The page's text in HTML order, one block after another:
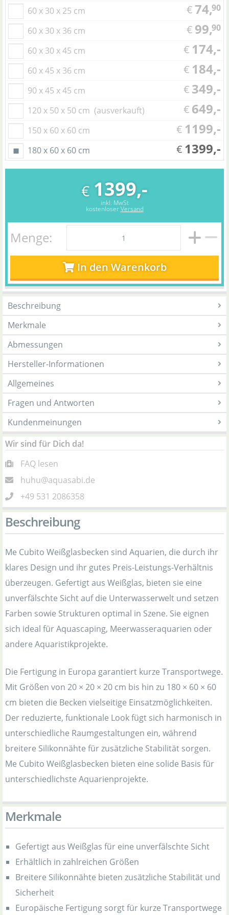
60 x 30 x 25 cm €74,90
60 x 30 x 36 cm € 99,90
60 x 30 x 45 cm € 174,-
60 x 45 x 36 cm € 184,-
90 x 45 x 45 cm € 349,-
120 x 50 x 50 cm (ausverkauft) € 649,-
150 x 60 x 60 cm € 1199,-
180 x 60 x 60 cm € 1399,-
€ 1399,-
inkl. MwSt
kostenloserVersand
Menge:
In den Warenkorb
Beschreibung
Merkmale
Abmessungen
Hersteller-Informationen
Allgemeines
Fragen und Antworten
Kundenmeinungen
Wir sind für Dich da!
FAQ lesen
huhu@aquasabi.de
+49 531 2086358
Beschreibung
Me Cubito Weißglasbecken sind Aquarien, die durch ihr
klares Design und ihr gutes Preis-Leistungs-Verhältnis
überzeugen. Gefertigt aus Weißglas, bieten sie eine
unverfälschte Sicht auf die Unterwasserwelt und setzen
Farben sowie Strukturen optimal in Szene. Sie eignen
sich ideal für Aquascaping, Meerwasseraquarien oder
andere Aquaristikprojekte.
Die Fertigung in Europa garantiert kurze Transportwege.
Mit Größen von 20 × 20 × 20 cm bis hin zu 180 × 60 × 60
cm bieten die Becken vielseitige Einsatzmöglichkeiten.
Der reduzierte, funktionale Look fügt sich harmonisch in
unterschiedliche Raumgestaltungen ein, während
breitere Silikonnähte für zusätzliche Stabilität sorgen.
Me Cubito Weißglasbecken bieten eine solide Basis für
unterschiedlichste Aquarienprojekte.
Merkmale
Gefertigt aus Weißglas für eine unverfälschte Sicht
Erhältlich in zahlreichen Größen
Breitere Silikonnähte bieten zusätzliche Stabilität und
Sicherheit
Europäische Fertigung sorgt für kurze Transportwege